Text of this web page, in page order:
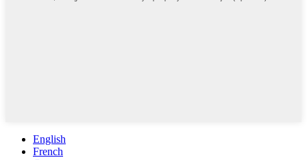
English
French